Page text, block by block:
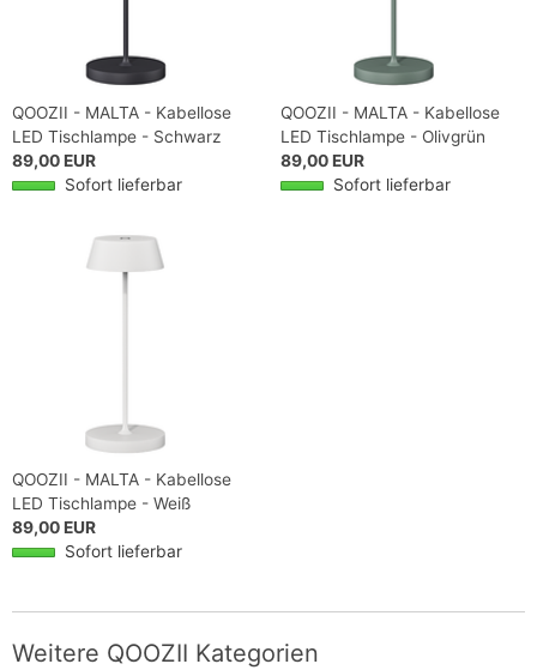
QOOZII - MALTA - Kabellose
LED Tischlampe - Schwarz
89,00 EUR
Sofort lieferbar
QOOZII - MALTA - Kabellose
LED Tischlampe - Olivgrün
89,00 EUR
Sofort lieferbar
QOOZII - MALTA - Kabellose
LED Tischlampe - Weiß
89,00 EUR
Sofort lieferbar
Weitere QOOZII Kategorien